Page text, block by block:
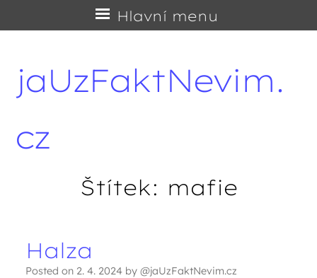
jaUzFaktNevim.
cz
Hlavní menu
na
Štítek: mafie
Navigace příspěvků
Halza
Posted on 2. 4. 2024 by @jaUzFaktNevim.cz